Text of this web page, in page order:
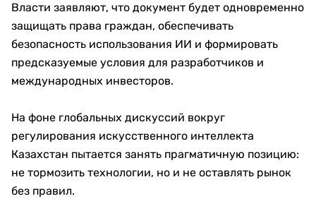
Власти заявляют, что документ будет одновременно
защищать права граждан, обеспечивать
безопасность использования ИИ и формировать
предсказуемые условия для разработчиков и
международных инвесторов.
На фоне глобальных дискуссий вокруг
регулирования искусственного интеллекта
Казахстан пытается занять прагматичную позицию:
не тормозить технологии, но и не оставлять рынок
без правил.